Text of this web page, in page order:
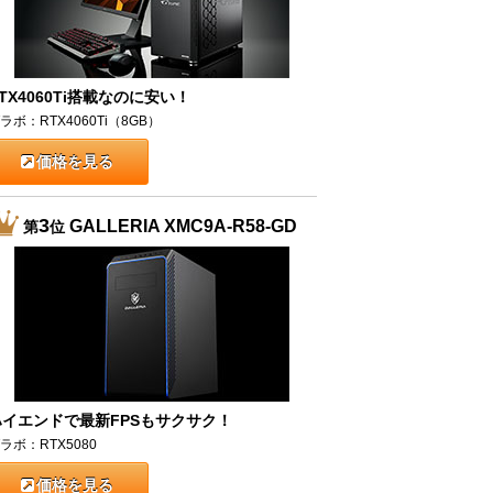
搭載なのに安い！
ボ：RTX4060Ti（8GB）
価格を見る
第3位GALLERIA XMC9A-R58-GD
エンドで最新FPSもサクサク！
ボ：RTX5080
価格を見る